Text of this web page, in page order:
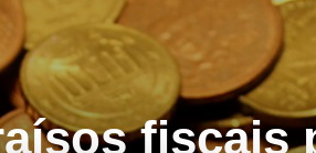
fiscais